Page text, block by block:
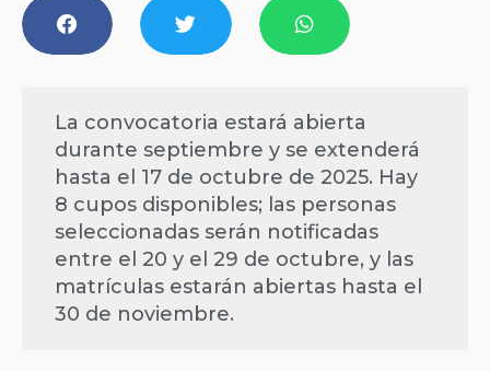
La convocatoria estará abierta
durante septiembre y se extenderá
hasta el 17 de octubre de 2025. Hay
8 cupos disponibles; las personas
seleccionadas serán notificadas
entre el 20 y el 29 de octubre, y las
matrículas estarán abiertas hasta el
30 de noviembre.